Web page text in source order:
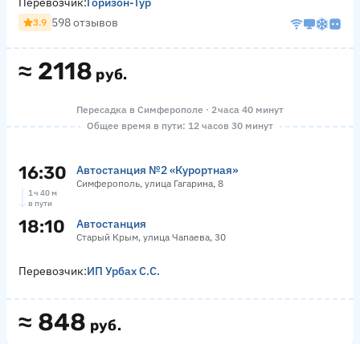
≈ 2118 руб.
3.9 598 отзывов
Пересадка в Симферополе · 2 часа 40 минут
Общее время в пути: 12 часов 30 минут
16:30 Автостанция №2 «Курортная»
Симферополь, улица Гагарина, 8
1 ч 40 м
в пути
18:10 Автостанция
Старый Крым, улица Чапаева, 30
≈ 848 руб.
Перевозчик:ИП Урбах С.С.